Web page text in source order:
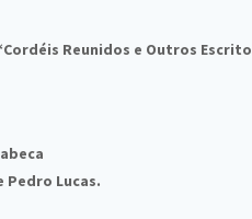
Reunidos e Outros
Pedro Lucas.